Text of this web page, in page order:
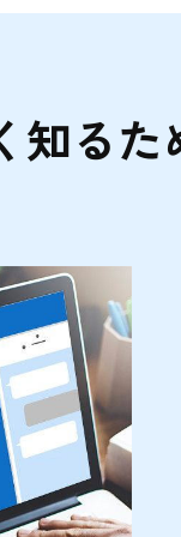
知るた